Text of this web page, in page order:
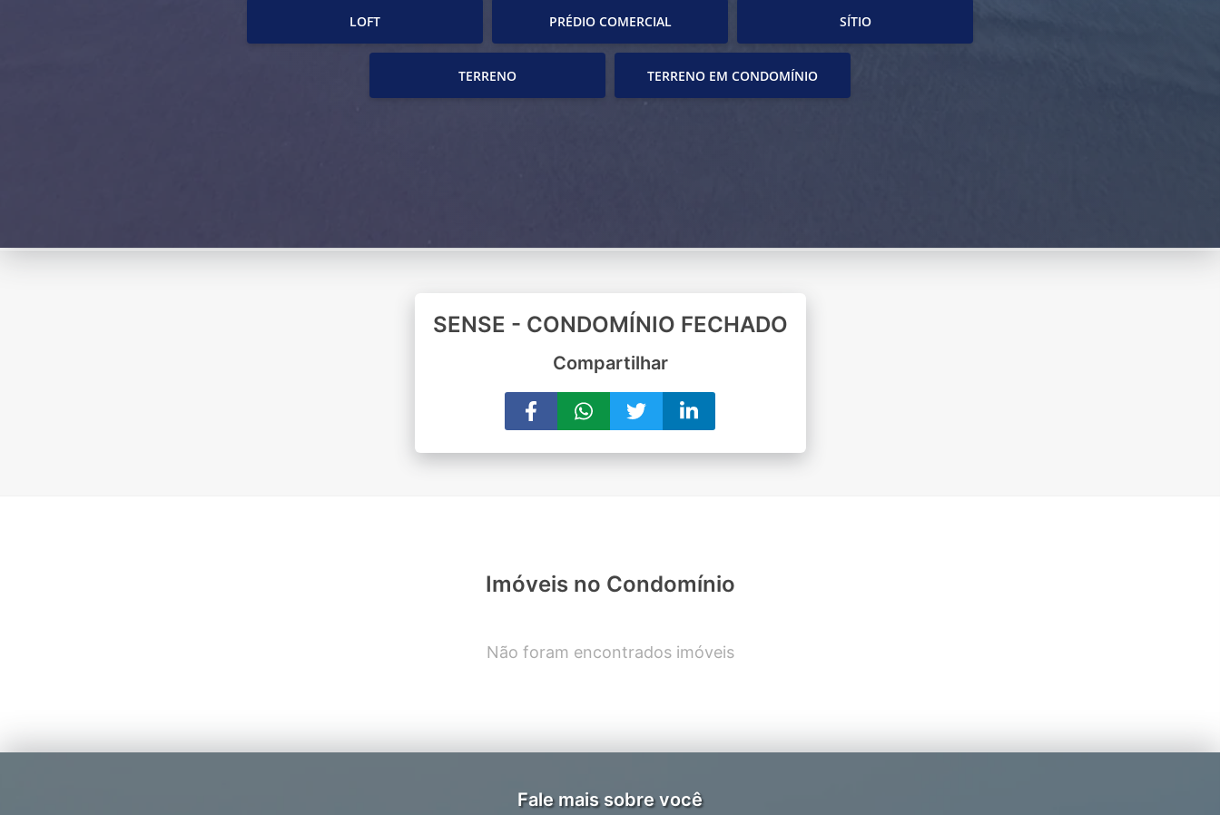
LOFT PRÉDIO COMERCIAL SÍTIO
TERRENO TERRENO EM CONDOMÍNIO
SENSE - CONDOMÍNIO FECHADO
Compartilhar
Imóveis no Condomínio
Não foram encontrados imóveis
Fale mais sobre você